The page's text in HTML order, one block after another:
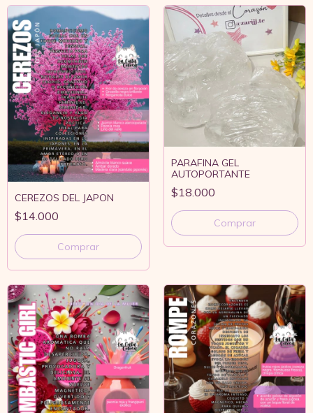
CEREZOS DEL JAPON
$14.000
Comprar
PARAFINA GEL
AUTOPORTANTE
$18.000
Comprar